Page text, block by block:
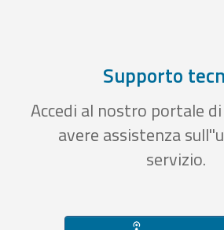
Supporto
Accedi al nostro portale
avere assistenza
servizio.